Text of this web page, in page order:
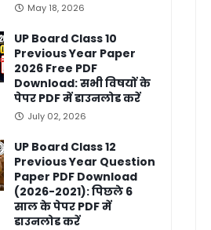
May 18, 2026
UP Board Class 10
Previous Year Paper
2026 Free PDF
Download: सभी विषयों के
पेपर PDF में डाउनलोड करें
July 02, 2026
UP Board Class 12
Previous Year Question
Paper PDF Download
(2026-2021): पिछले 6
साल के पेपर PDF में
डाउनलोड करें